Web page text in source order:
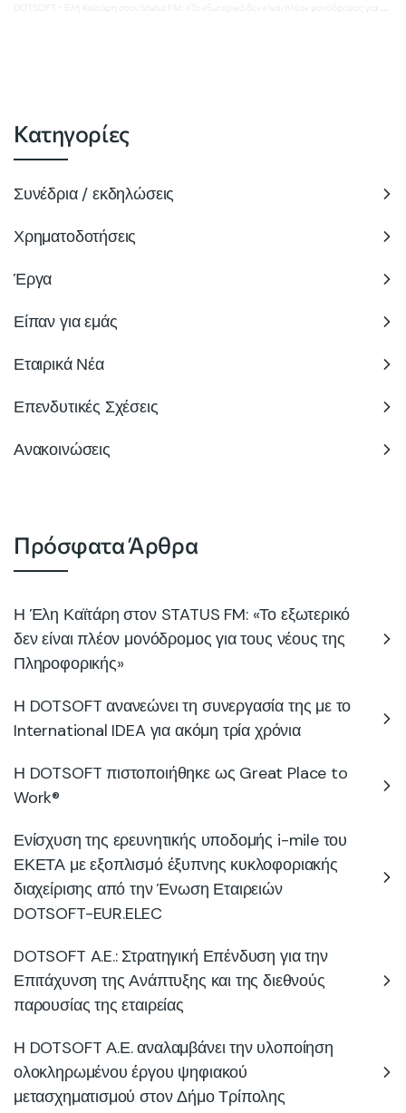
DOTSOFT · Έλη Καϊτάρη στον Status FM: «Το εξωτερικό δεν είναι πλέον μονόδρομος για τους νέους της Πληροφορικής»
Κατηγορίες
Συνέδρια / εκδηλώσεις
Χρηματοδοτήσεις
Έργα
Είπαν για εμάς
Εταιρικά Νέα
Επενδυτικές Σχέσεις
Ανακοινώσεις
Πρόσφατα Άρθρα
Η Έλη Καϊτάρη στον STATUS FM: «Το εξωτερικό
δεν είναι πλέον μονόδρομος για τους νέους της
Πληροφορικής»
Η DOTSOFT ανανεώνει τη συνεργασία της με το
International IDEA για ακόμη τρία χρόνια
Η DOTSOFT πιστοποιήθηκε ως Great Place to
Work®
Ενίσχυση της ερευνητικής υποδομής i-mile του
ΕΚΕΤΑ με εξοπλισμό έξυπνης κυκλοφοριακής
διαχείρισης από την Ένωση Εταιρειών
DOTSOFT-EUR.ELEC
DOTSOFT A.E.: Στρατηγική Επένδυση για την
Επιτάχυνση της Ανάπτυξης και της διεθνούς
παρουσίας της εταιρείας
Η DOTSOFT Α.Ε. αναλαμβάνει την υλοποίηση
ολοκληρωμένου έργου ψηφιακού
μετασχηματισμού στον Δήμο Τρίπολης